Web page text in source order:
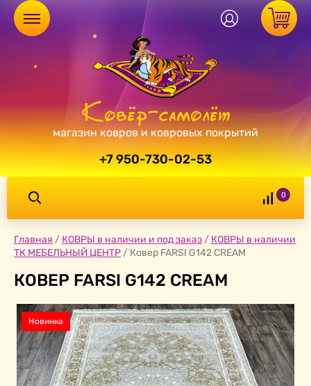
магазин ковров и ковровых покрытий
+7 950-730-02-53
0
Главная / КОВРЫ в наличии и под заказ / КОВРЫ в наличии
ТК МЕБЕЛЬНЫЙ ЦЕНТР / Ковер FARSI G142 CREAM
КОВЕР FARSI G142 CREAM
Новинка